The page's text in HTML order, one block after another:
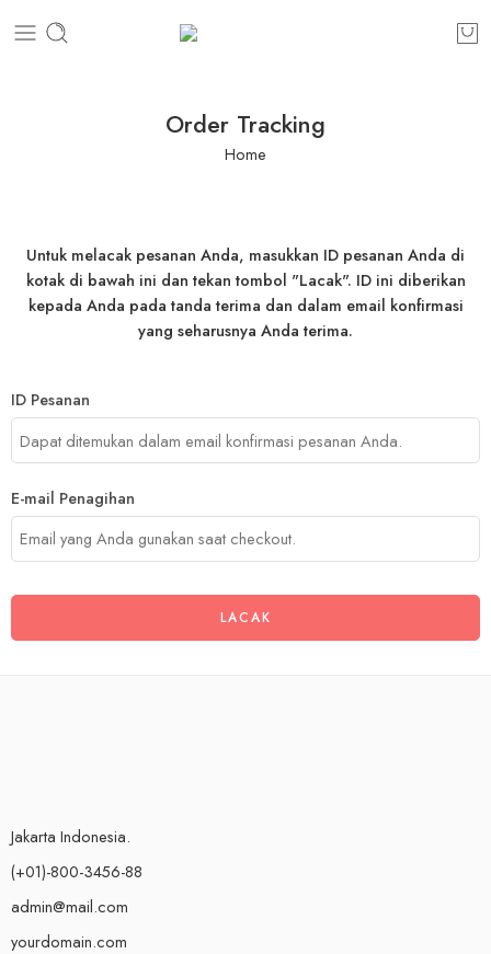
Order Tracking
Home
Untuk melacak pesanan Anda, masukkan ID pesanan Anda di
kotak di bawah ini dan tekan tombol "Lacak". ID ini diberikan
kepada Anda pada tanda terima dan dalam email konfirmasi
yang seharusnya Anda terima.
ID Pesanan
E-mail Penagihan
LACAK
Jakarta Indonesia.
(+01)-800-3456-88
admin@mail.com
yourdomain.com